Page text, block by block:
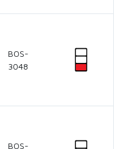
BOS-
3048
BOS-